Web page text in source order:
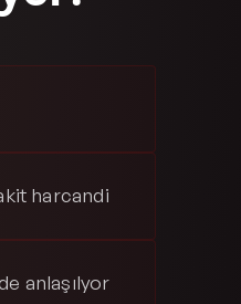
harcandi
anlaşılyor